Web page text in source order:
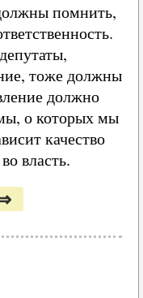
помнить,
тоже должны
должно
о которых мы
качество
власть.